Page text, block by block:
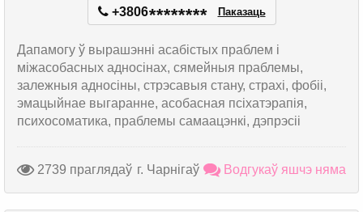
+3806******** Паказаць
Дапамогу ў вырашэнні асабістых праблем і
міжасобасных адносінах, сямейныя праблемы,
залежныя адносіны, стрэсавыя стану, страхі, фобіі,
эмацыйнае выгаранне, асобасная псіхатэрапія,
психосоматика, праблемы самаацэнкі, дэпрэсіі
2739 праглядаў г. Чарнігаў Водгукаў яшчэ няма